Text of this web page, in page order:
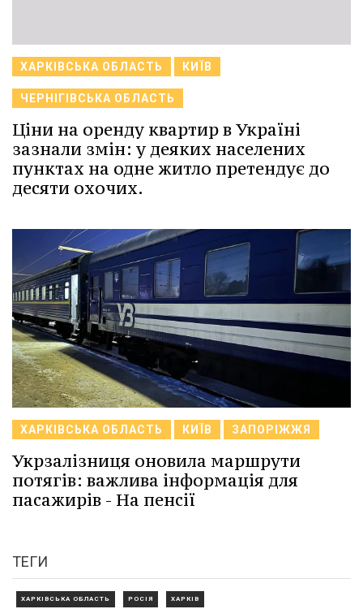
ХАРКІВСЬКА ОБЛАСТЬ КИЇВ
ЧЕРНІГІВСЬКА ОБЛАСТЬ
Ціни на оренду квартир в Україні
зазнали змін: у деяких населених
пунктах на одне житло претендує до
десяти охочих.
ХАРКІВСЬКА ОБЛАСТЬ КИЇВ ЗАПОРІЖЖЯ
Укрзалізниця оновила маршрути
потягів: важлива інформація для
пасажирів - На пенсії
ТЕГИ
ХАРКІВСЬКА ОБЛАСТЬ РОСІЯ ХАРКІВ